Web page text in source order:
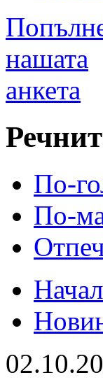
нашата
анкета
По-
По-